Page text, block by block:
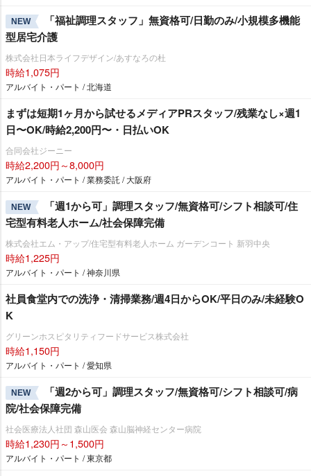
NEW
「福祉調理スタッフ」無資格可/日勤のみ/小規模多機能
型居宅介護
株式会社日本ライフデザイン/あすなろの杜
時給1,075円
アルバイト・パート / 北海道
まずは短期1ヶ月から試せるメディアPRスタッフ/残業なし×週1
日〜OK/時給2,200円〜・日払いOK
合同会社ジーニー
時給2,200円～8,000円
アルバイト・パート / 業務委託 / 大阪府
NEW
「週1から可」調理スタッフ/無資格可/シフト相談可/住
宅型有料老人ホーム/社会保障完備
株式会社エム・アップ/住宅型有料老人ホーム ガーデンコート 新羽中央
時給1,225円
アルバイト・パート / 神奈川県
社員食堂内での洗浄・清掃業務/週4日からOK/平日のみ/未経験O
K
グリーンホスピタリティフードサービス株式会社
時給1,150円
アルバイト・パート / 愛知県
NEW
「週2から可」調理スタッフ/無資格可/シフト相談可/病
院/社会保障完備
社会医療法人社団 森山医会 森山脳神経センター病院
時給1,230円～1,500円
アルバイト・パート / 東京都